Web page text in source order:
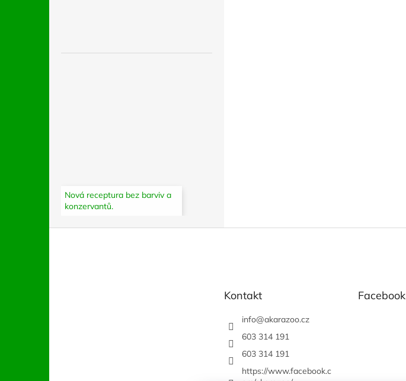
Nová receptura bez barviv a
konzervantů.
Kontakt
info@akarazoo.cz
603 314 191
603 314 191
https://www.facebook.c
Facebook